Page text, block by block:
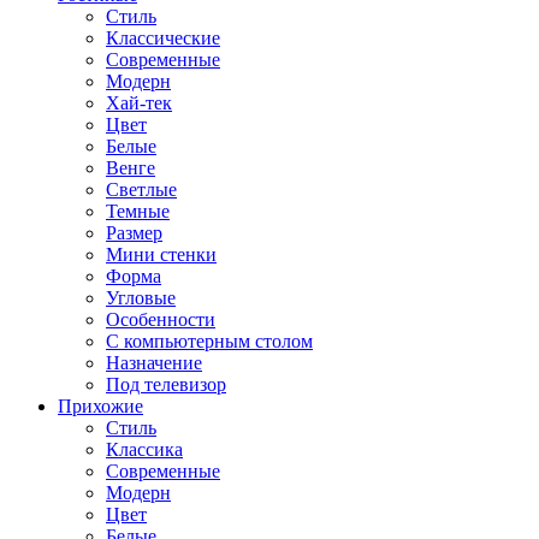
Стиль
Классические
Современные
Модерн
Хай-тек
Цвет
Белые
Венге
Светлые
Темные
Размер
Мини стенки
Форма
Угловые
Особенности
С компьютерным столом
Назначение
Под телевизор
Прихожие
Стиль
Классика
Современные
Модерн
Цвет